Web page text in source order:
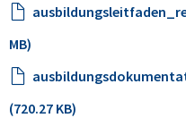
MB)
(720.27 KB)